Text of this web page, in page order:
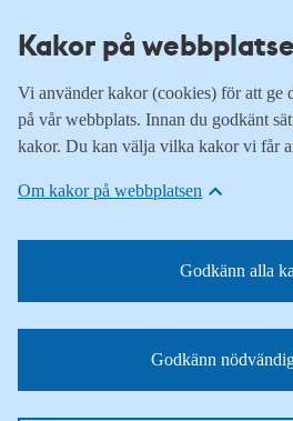
Kakor på
Vi använder kakor (cookies) för att ge
på vår webbplats. Innan du godkänt
kakor. Du kan välja vilka kakor vi får
Om kakor på webbplatsen
Godkänn alla
Godkänn